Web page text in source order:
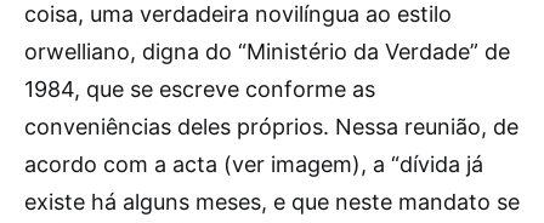
coisa, uma verdadeira novilíngua ao estilo
orwelliano, digna do “Ministério da Verdade” de
1984, que se escreve conforme as
conveniências deles próprios. Nessa reunião, de
acordo com a acta (ver imagem), a “dívida já
existe há alguns meses, e que neste mandato se